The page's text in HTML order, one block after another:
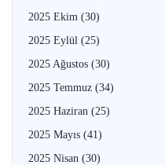
2025 Ekim (30)
2025 Eylül (25)
2025 Ağustos (30)
2025 Temmuz (34)
2025 Haziran (25)
2025 Mayıs (41)
2025 Nisan (30)